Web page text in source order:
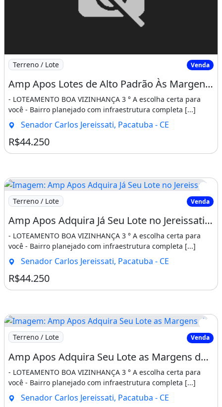
Imagem: Amp Apos Lotes de Alto Padrão Às Margens
Terreno / Lote Venda
Amp Apos Lotes de Alto Padrão Às Margens da Ce-060 - Infraestrutura Completa. Entre Em
- LOTEAMENTO BOA VIZINHANÇA 3 ° A escolha certa para
você - Bairro planejado com infraestrutura completa [...]
Senador Carlos Jereissati, Pacatuba - CE
R$44.250
Imagem: Amp Apos Adquira Já Seu Lote no Jereissati
Terreno / Lote Venda
Amp Apos Adquira Já Seu Lote no Jereissati III - Infraestrutura de Alto Padrão. Ligue
- LOTEAMENTO BOA VIZINHANÇA 3 ° A escolha certa para
você - Bairro planejado com infraestrutura completa [...]
Senador Carlos Jereissati, Pacatuba - CE
R$44.250
Imagem: Amp Apos Adquira Seu Lote as Margens da
Terreno / Lote Venda
Amp Apos Adquira Seu Lote as Margens da Ce-060, Vizinho a Cervejaria Heineken. Vá
- LOTEAMENTO BOA VIZINHANÇA 3 ° A escolha certa para
você - Bairro planejado com infraestrutura completa [...]
Senador Carlos Jereissati, Pacatuba - CE